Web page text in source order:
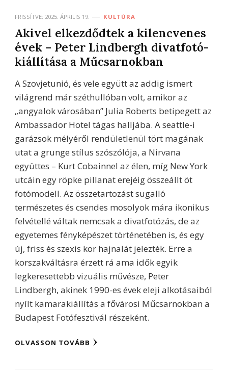
FRISSÍTVE: 2025. ÁPRILIS 19. KULTÚRA
Akivel elkezdődtek a kilencvenes
évek – Peter Lindbergh divatfotó-
kiállítása a Műcsarnokban
A Szovjetunió, és vele együtt az addig ismert
világrend már széthullóban volt, amikor az
„angyalok városában” Julia Roberts betipegett az
Ambassador Hotel tágas halljába. A seattle-i
garázsok mélyéről rendületlenül tört magának
utat a grunge stílus szószólója, a Nirvana
együttes – Kurt Cobainnel az élen, míg New York
utcáin egy röpke pillanat erejéig összeállt öt
fotómodell. Az összetartozást sugalló
természetes és csendes mosolyok mára ikonikus
felvétellé váltak nemcsak a divatfotózás, de az
egyetemes fényképészet történetében is, és egy
új, friss és szexis kor hajnalát jelezték. Erre a
korszakváltásra érzett rá ama idők egyik
legkeresettebb vizuális művésze, Peter
Lindbergh, akinek 1990-es évek eleji alkotásaiból
nyílt kamarakiállítás a fővárosi Műcsarnokban a
Budapest Fotófesztivál részeként.
OLVASSON TOVÁBB